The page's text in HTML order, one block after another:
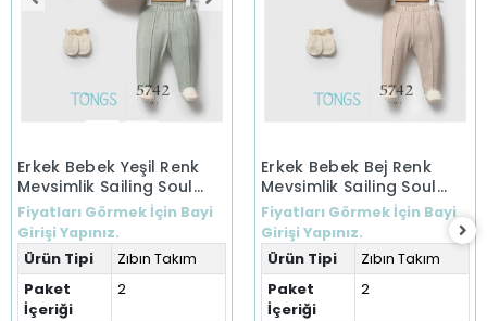
Erkek Bebek Yeşil Renk
Mevsimlik Sailing Soul
Zıbın Takım Yeni Doğan
Fiyatları Görmek İçin Bayi
Girişi Yapınız.
Ürün Tipi
Zıbın Takım
Paket
İçeriği
2
Erkek Bebek Bej Renk
Mevsimlik Sailing Soul
Zıbın Takım Yeni Doğan
Fiyatları Görmek İçin Bayi
Girişi Yapınız.
Ürün Tipi
Zıbın Takım
Paket
İçeriği
2